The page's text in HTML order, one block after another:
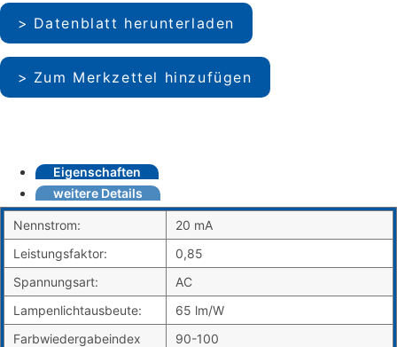
Datenblatt herunterladen
Zum Merkzettel hinzufügen
Eigenschaften
weitere Details
Nennstrom:
20 mA
Leistungsfaktor:
0,85
Spannungsart:
AC
Lampenlichtausbeute:
65 lm/W
Farbwiedergabeindex
90-100